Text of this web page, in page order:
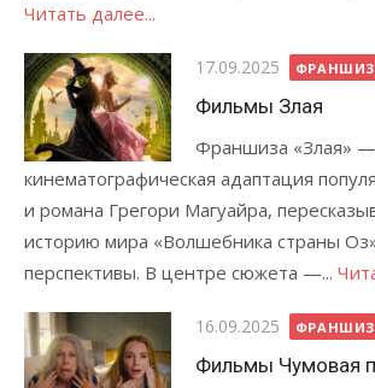
Читать далее...
Опубликовано
17.09.2025
Фильмы Злая
Франшиза «Злая»
кинематографическая адаптация
и романа Грегори Магуайра,
историю мира «Волшебника страны
перспективы. В центре сюжета —...
Опубликовано
16.09.2025
Фильмы Чумовая